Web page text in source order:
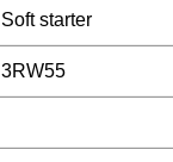
Soft starter
3RW55